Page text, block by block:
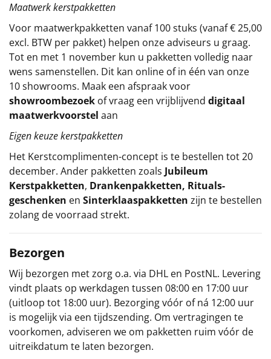
Alle overige
Maatwerk kerstpakketten
Voor maatwerkpakketten vanaf 100 stuks (vanaf € 25,00
excl. BTW per pakket) helpen onze adviseurs u graag.
Tot en met 1 november kun u pakketten volledig naar
wens samenstellen. Dit kan online of in één van onze
10 showrooms. Maak een afspraak voor
showroombezoek of vraag een vrijblijvend digitaal
maatwerkvoorstel aan
Eigen keuze kerstpakketten
Het Kerstcomplimenten-concept is te bestellen tot 20
december. Ander pakketten zoals Jubileum
Kerstpakketten, Drankenpakketten, Rituals-
geschenken en Sinterklaaspakketten zijn te bestellen
zolang de voorraad strekt.
Bezorgen
Wij bezorgen met zorg o.a. via DHL en PostNL. Levering
vindt plaats op werkdagen tussen 08:00 en 17:00 uur
(uitloop tot 18:00 uur). Bezorging vóór of ná 12:00 uur
is mogelijk via een tijdszending. Om vertragingen te
voorkomen, adviseren we om pakketten ruim vóór de
uitreikdatum te laten bezorgen.